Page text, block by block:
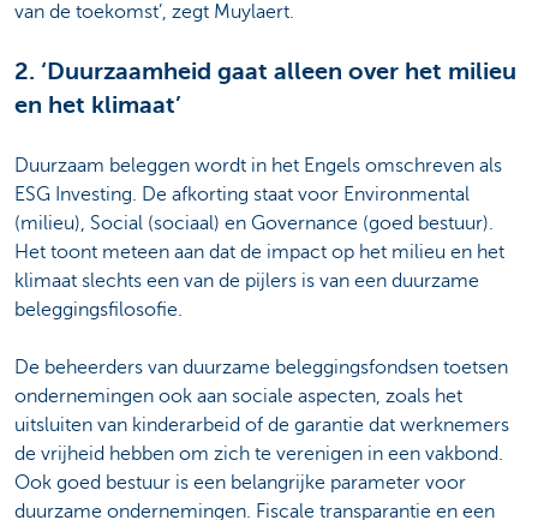
van de toekomst’, zegt Muylaert.
2. ‘Duurzaamheid gaat alleen over het milieu
en het klimaat’
Duurzaam beleggen wordt in het Engels omschreven als
ESG Investing. De afkorting staat voor Environmental
(milieu), Social (sociaal) en Governance (goed bestuur).
Het toont meteen aan dat de impact op het milieu en het
klimaat slechts een van de pijlers is van een duurzame
beleggingsfilosofie.
De beheerders van duurzame beleggingsfondsen toetsen
ondernemingen ook aan sociale aspecten, zoals het
uitsluiten van kinderarbeid of de garantie dat werknemers
de vrijheid hebben om zich te verenigen in een vakbond.
Ook goed bestuur is een belangrijke parameter voor
duurzame ondernemingen. Fiscale transparantie en een